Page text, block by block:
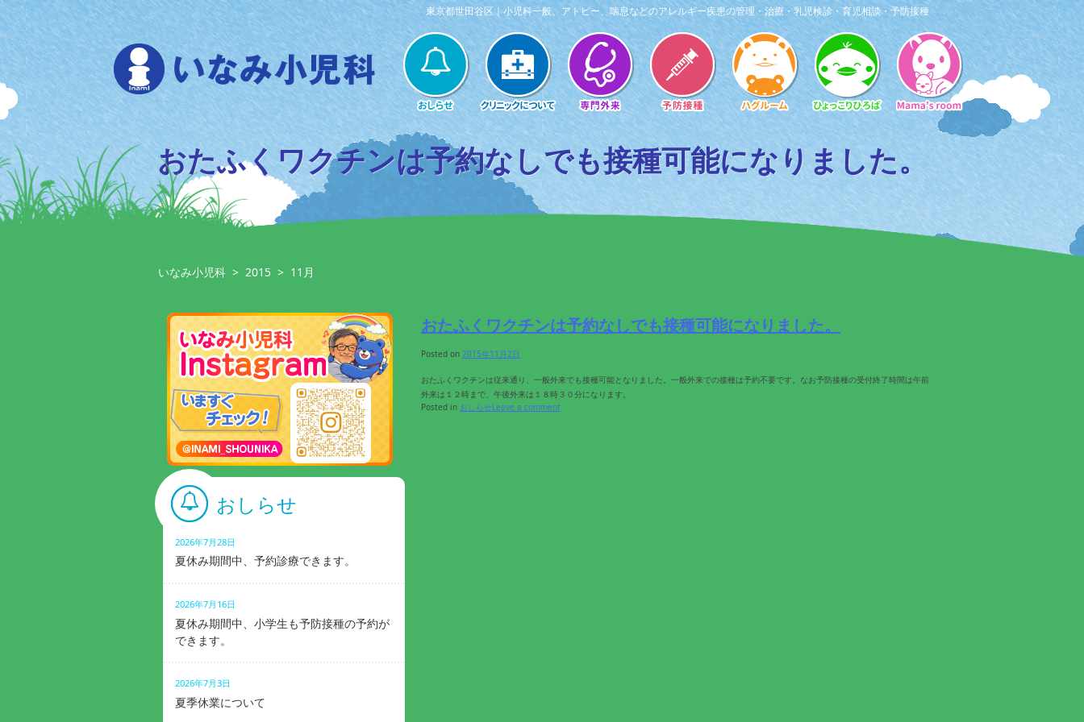
Skip
to
content
東京都世田谷区｜小児科一般、アトピー、喘息などのアレルギー疾患の管理・治療・乳児検診・育児相談・予防接種
おたふくワクチンは予約なしでも接種可能になりました。
いなみ小児科 > 2015 > 11月
おたふくワクチンは予約なしでも接種可能になりました。
Posted on 2015年11月2日
おたふくワクチンは従来通り、一般外来でも接種可能となりました。一般外来での接種は予約不要です。なお予防接種の受付終了時間は午前
外来は１２時まで、午後外来は１８時３０分になります。
Posted in おしらせLeave a comment
おしらせ
2026年7月28日
夏休み期間中、予約診療できます。
2026年7月16日
夏休み期間中、小学生も予防接種の予約が
できます。
2026年7月3日
夏季休業について